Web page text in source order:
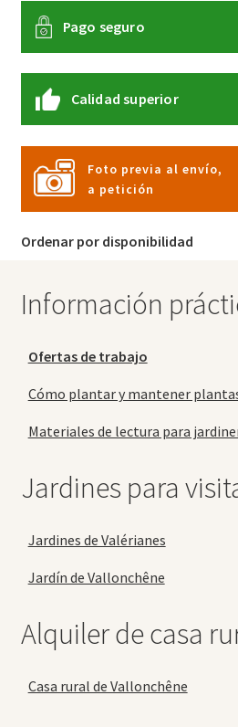
Pago seguro
Calidad superior
Foto previa al envío,
a petición
Ordenar por disponibilidad
Información
Ofertas de trabajo
Cómo plantar y mantener
Materiales de lectura para
Jardines para
Jardines de Valérianes
Jardín de Vallonchêne
Alquiler de casa
Casa rural de Vallonchêne